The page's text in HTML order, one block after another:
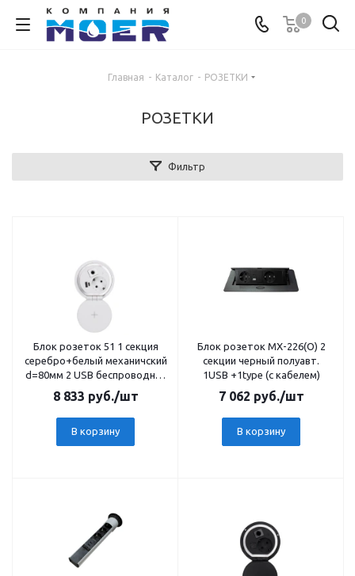
0
Главная - Каталог - РОЗЕТКИ
РОЗЕТКИ
Фильтр
Блок розеток 51 1 секция
серебро+белый механичский
d=80мм 2 USB беспроводная
зарядка
8 833 руб./шт
В корзину
Блок розеток MX-226(О) 2
секции черный полуавт.
1USB +1type (c кабелем)
7 062 руб./шт
В корзину